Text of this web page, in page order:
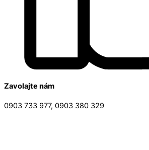
Zavolajte nám
0903 733 977, 0903 380 329